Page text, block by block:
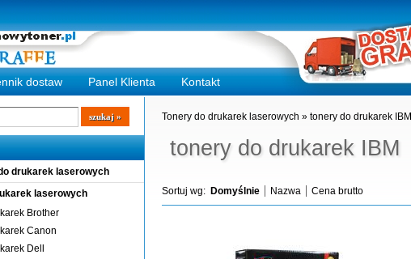
dostaw Panel Klienta Kontakt
drukarek laserowych
laserowych
Brother
Canon
Dell
tonery do drukarek IBM
Tonery do drukarek laserowych » tonery do drukarek IBM
Sortuj wg: Domyślnie Nazwa Cena brutto